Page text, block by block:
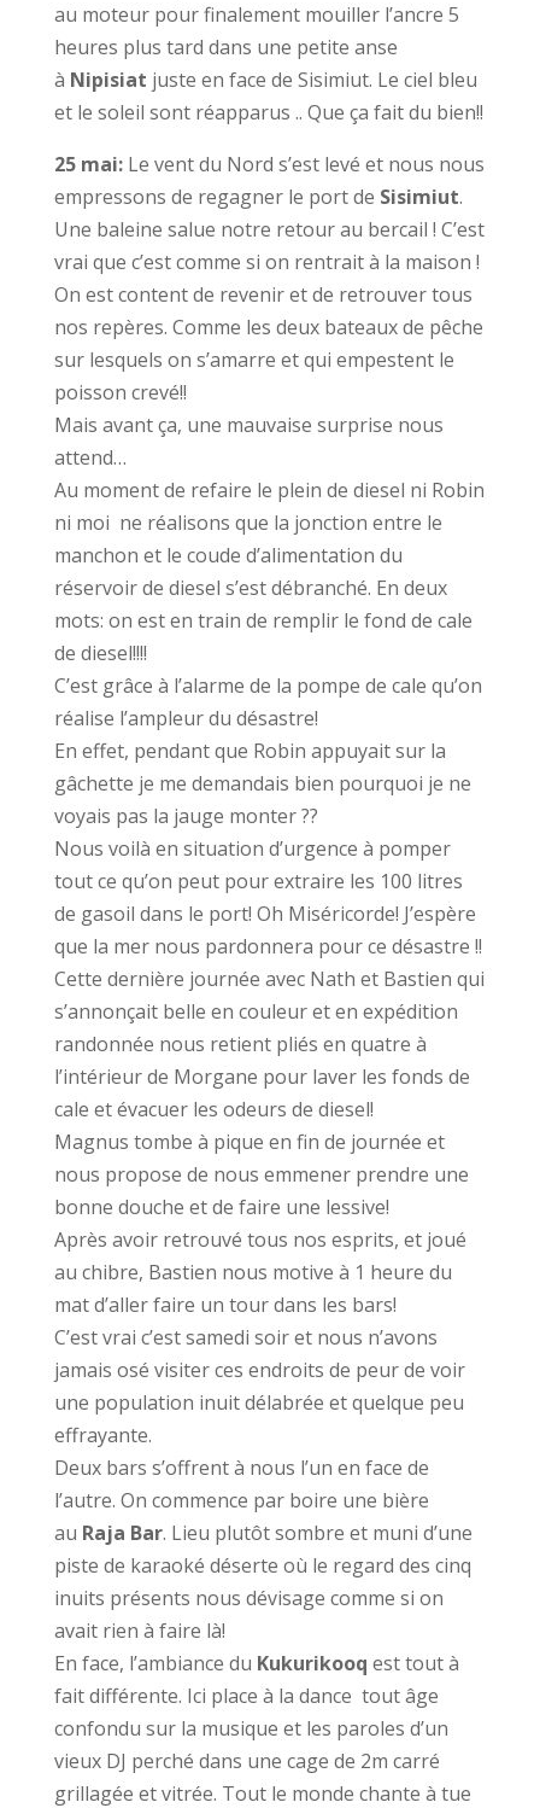
au moteur pour finalement mouiller l’ancre 5
heures plus tard dans une petite anse
à Nipisiat juste en face de Sisimiut. Le ciel bleu
et le soleil sont réapparus .. Que ça fait du bien!!
25 mai:Le vent du Nord s’est levé et nous nous
empressons de regagner le port de Sisimiut.
Une baleine salue notre retour au bercail ! C’est
vrai que c’est comme si on rentrait à la maison !
On est content de revenir et de retrouver tous
nos repères. Comme les deux bateaux de pêche
sur lesquels on s’amarre et qui empestent le
poisson crevé!!
Mais avant ça, une mauvaise surprise nous
attend…
Au moment de refaire le plein de diesel ni Robin
ni moi ne réalisons que la jonction entre le
manchon et le coude d’alimentation du
réservoir de diesel s’est débranché. En deux
mots: on est en train de remplir le fond de cale
de diesel!!!!
C’est grâce à l’alarme de la pompe de cale qu’on
réalise l’ampleur du désastre!
En effet, pendant que Robin appuyait sur la
gâchette je me demandais bien pourquoi je ne
voyais pas la jauge monter ??
Nous voilà en situation d’urgence à pomper
tout ce qu’on peut pour extraire les 100 litres
de gasoil dans le port! Oh Miséricorde! J’espère
que la mer nous pardonnera pour ce désastre !!
Cette dernière journée avec Nath et Bastien qui
s’annonçait belle en couleur et en expédition
randonnée nous retient pliés en quatre à
l’intérieur de Morgane pour laver les fonds de
cale et évacuer les odeurs de diesel!
Magnus tombe à pique en fin de journée et
nous propose de nous emmener prendre une
bonne douche et de faire une lessive!
Après avoir retrouvé tous nos esprits, et joué
au chibre, Bastien nous motive à 1 heure du
mat d’aller faire un tour dans les bars!
C’est vrai c’est samedi soir et nous n’avons
jamais osé visiter ces endroits de peur de voir
une population inuit délabrée et quelque peu
effrayante.
Deux bars s’offrent à nous l’un en face de
l’autre. On commence par boire une bière
au Raja Bar. Lieu plutôt sombre et muni d’une
piste de karaoké déserte où le regard des cinq
inuits présents nous dévisage comme si on
avait rien à faire là!
En face, l’ambiance du Kukurikooq est tout à
fait différente. Ici place à la dance tout âge
confondu sur la musique et les paroles d’un
vieux DJ perché dans une cage de 2m carré
grillagée et vitrée. Tout le monde chante à tue